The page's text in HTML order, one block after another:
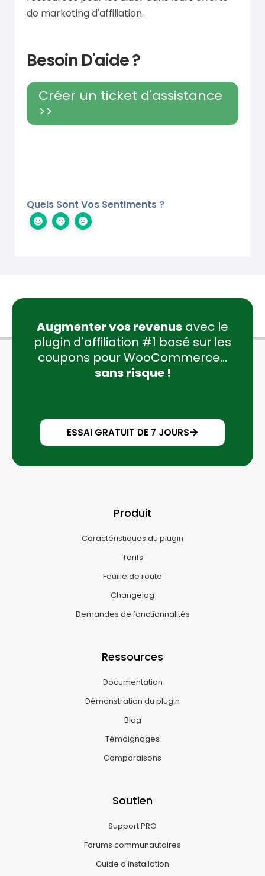
de marketing d'affiliation.
Besoin D'aide ?
Créer un ticket d'assistance
>>
Quels Sont Vos Sentiments ?
Augmenter vos revenus avec le
plugin d'affiliation #1 basé sur les
coupons pour WooCommerce...
sans risque !
ESSAI GRATUIT DE 7 JOURS
Produit
Caractéristiques du plugin
Tarifs
Feuille de route
Changelog
Demandes de fonctionnalités
Ressources
Documentation
Démonstration du plugin
Blog
Témoignages
Comparaisons
Soutien
Support PRO
Forums communautaires
Guide d'installation